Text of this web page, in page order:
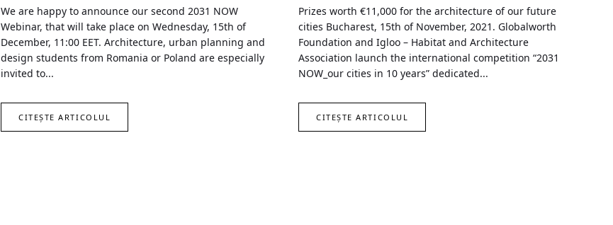
We are happy to announce our second 2031 NOW
Webinar, that will take place on Wednesday, 15th of
December, 11:00 EET. Architecture, urban planning and
design students from Romania or Poland are especially
invited to...
CITEȘTE ARTICOLUL
Prizes worth €11,000 for the architecture of our future
cities Bucharest, 15th of November, 2021. Globalworth
Foundation and Igloo – Habitat and Architecture
Association launch the international competition “2031
NOW_our cities in 10 years” dedicated...
CITEȘTE ARTICOLUL